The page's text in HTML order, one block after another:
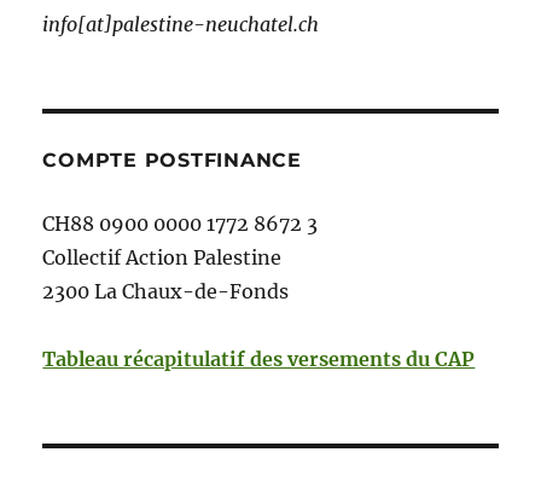
info[at]palestine-neuchatel.ch
COMPTE POSTFINANCE
CH88 0900 0000 1772 8672 3
Collectif Action Palestine
2300 La Chaux-de-Fonds
Tableau récapitulatif des versements du CAP